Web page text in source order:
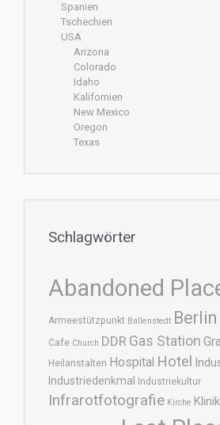
Spanien
Tschechien
USA
Arizona
Colorado
Idaho
Kalifornien
New Mexico
Oregon
Texas
Schlagwörter
Abandoned
Armeestützpunkt Ballenstedt Berlin
Cafe Church DDR Gas Station
Heilanstalten Hospital Hotel
Industriedenkmal Industriekultur
Infrarotfotografie Kirche Klinik